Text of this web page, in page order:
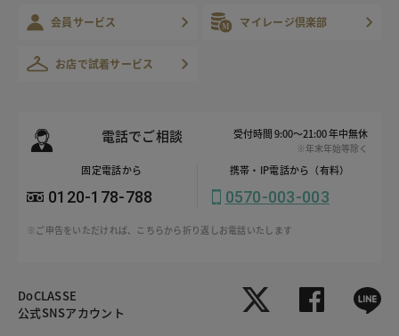
会員サービス マイレージ倶楽部
お店で試着サービス
電話でご相談 受付時間 9:00～21:00 年中無休
※年末年始等除く
固定電話から
0120-178-788
携帯・IP電話から（有料）
0570-003-003
※ご申告をいただければ、こちらから折り返しお電話いたします
DoCLASSE
公式SNSアカウント